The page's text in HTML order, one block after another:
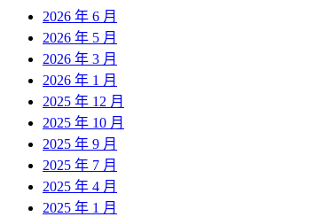
2026 年 6 月
2026 年 5 月
2026 年 3 月
2026 年 1 月
2025 年 12 月
2025 年 10 月
2025 年 9 月
2025 年 7 月
2025 年 4 月
2025 年 1 月